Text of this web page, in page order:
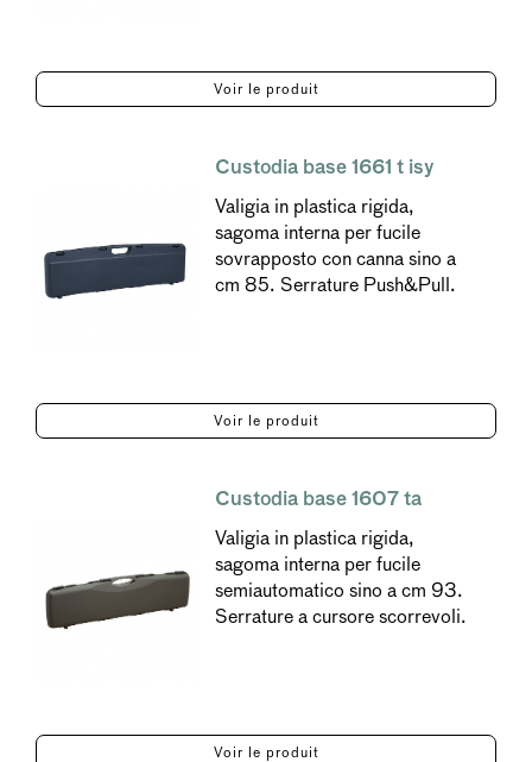
Voir le produit
Custodia base 1661 t isy
Valigia in plastica rigida,
sagoma interna per fucile
sovrapposto con canna sino a
cm 85. Serrature Push&Pull.
Voir le produit
Custodia base 1607 ta
Valigia in plastica rigida,
sagoma interna per fucile
semiautomatico sino a cm 93.
Serrature a cursore scorrevoli.
Voir le produit